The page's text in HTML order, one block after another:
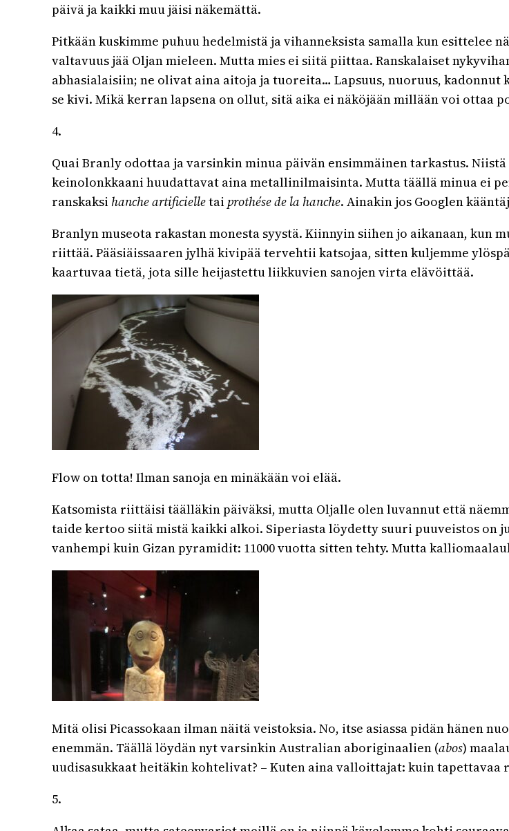
päivä ja kaikki muu jäisi näkemättä.
Pitkään kuskimme puhuu hedelmistä ja vihanneksista samalla kun esittelee
valtavuus jää Oljan mieleen. Mutta mies ei siitä piittaa. Ranskalaiset
abhasialaisiin; ne olivat aina aitoja ja tuoreita… Lapsuus, nuoruus,
se kivi. Mikä kerran lapsena on ollut, sitä aika ei näköjään millään voi ottaa
4.
Quai Branly odottaa ja varsinkin minua päivän ensimmäinen tarkastus.
keinolonkkaani huudattavat aina metallinilmaisinta. Mutta täällä minua ei
ranskaksi hanche artificielletai prothése de la hanche. Ainakin jos Googlen
Branlyn museota rakastan monesta syystä. Kiinnyin siihen jo aikanaan, kun
riittää. Pääsiäissaaren jylhä kivipää tervehtii katsojaa, sitten kuljemme
kaartuvaa tietä, jota sille heijastettu liikkuvien sanojen virta elävöittää.
Flow on totta! Ilman sanoja en minäkään voi elää.
Katsomista riittäisi täälläkin päiväksi, mutta Oljalle olen luvannut että
taide kertoo siitä mistä kaikki alkoi. Siperiasta löydetty suuri puuveistos on
vanhempi kuin Gizan pyramidit: 11000 vuotta sitten tehty. Mutta
Mitä olisi Picassokaan ilman näitä veistoksia. No, itse asiassa pidän hänen
enemmän. Täällä löydän nyt varsinkin Australian aboriginaalien (abos)
uudisasukkaat heitäkin kohtelivat? – Kuten aina valloittajat: kuin tapettavaa
5.